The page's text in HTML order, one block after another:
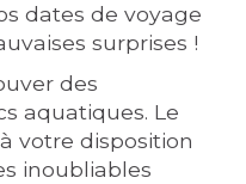
dates de voyage
surprises !
des
aquatiques. Le
votre disposition
inoubliables